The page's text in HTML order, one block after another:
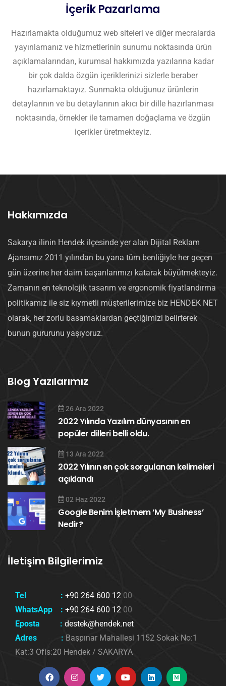
İçerik Pazarlama
Hazırlamakta olduğumuz web siteleri ve diğer mecralarda
yayınlamanız ve hizmetlerinin sunumu noktasında ürün
açıklamalarından, kurumsal hakkımızda yazılarına kadar
bir çok dalda özgün içeriklerinizi sizlerle beraber
hazırlamaktayız. Sunmakta olduğunuz ürünlerin
detaylarının ve bu detaylarının akıcı bir dille hazırlanması
noktasında, örnekler ile tamamen doğaçlama ve özgün
içerikler üretmekteyiz.
Hakkımızda
Sakarya ilinin Hendek ilçesinde yer alan Dijital Reklam
Ajansımız 2011 yılından bu yana tüm benliğiyle her geçen
gün üzerine her daim başarılarımızı katarak büyütmekteyiz.
Zamanın en teknolojik tasarım ve ergonomik fiyatlandırma
politikamız ile siz kıymetli müşterilerimize biz HENDEK NET
olarak, her zorlu basamaklardan geçtiğimizi belirterek
bunun gururunu yaşıyoruz.
Blog Yazılarımız
26 Ara 2022
2022 Yılında Yazılım dünyasının en
popüler dilleri belli oldu.
13 Ara 2022
2022 Yılının en çok sorgulanan kelimeleri
açıklandı
02 Haz 2022
Google Benim İşletmem ‘My Business’
Nedir?
İletişim Bilgilerimiz
Tel : +90 264 600 12 00
WhatsApp : +90 264 600 12 00
Eposta : destek@hendek.net
Adres : Başpınar Mahallesi 1152 Sokak No:1
Kat:3 Ofis:20 Hendek / SAKARYA